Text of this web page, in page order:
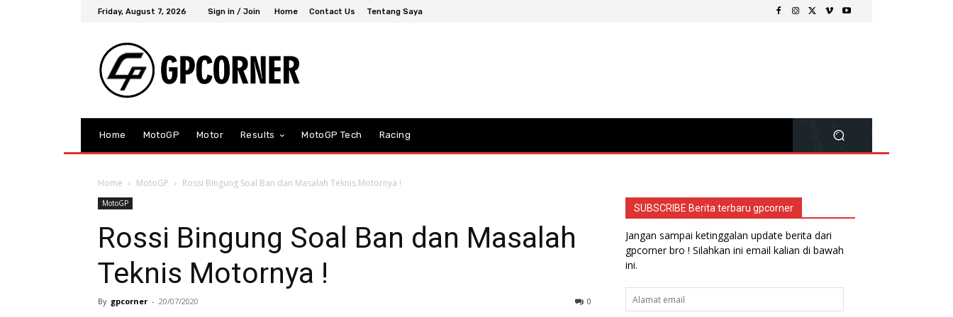
Friday, August 7, 2026 Sign in / Join Home Contact Us Tentang Saya
Home MotoGP Motor Results MotoGP Tech Racing
Home MotoGP Rossi Bingung Soal Ban dan Masalah Teknis Motornya !
MotoGP
Rossi Bingung Soal Ban dan Masalah
Teknis Motornya !
By gpcorner - 20/07/2020 0
SUBSCRIBE Berita terbaru gpcorner
Jangan sampai ketinggalan update berita dari
gpcorner bro ! Silahkan ini email kalian di bawah
ini.
Alamat
email